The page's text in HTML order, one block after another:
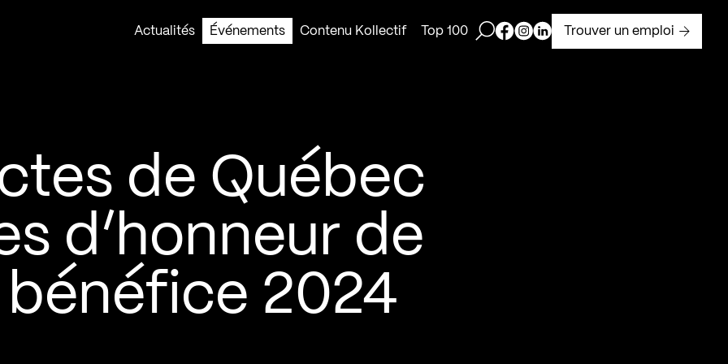
Actualités
Événements Contenu Kollectif Top 100 Ouvrir la barre de recherche
Page Facebook de Kollectif
Page Instagram de Kollectif
Page Linkedin de Kollectif
Trouver un emploi
de Québec
d’honneur de
bénéfice 2024